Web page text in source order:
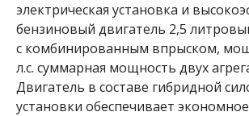
электрическая установка и
бензиновый двигатель 2,5
с комбинированным впрыском,
л.с. суммарная мощность двух
Двигатель в составе гибридной
установки обеспечивает